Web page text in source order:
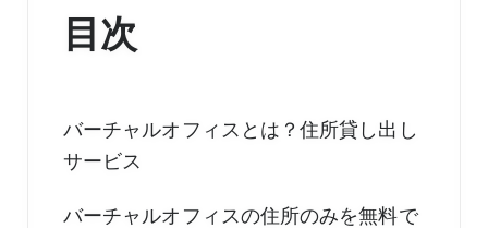
目次
バーチャルオフィスとは？住所貸し出し
サービス
バーチャルオフィスの住所のみを無料で